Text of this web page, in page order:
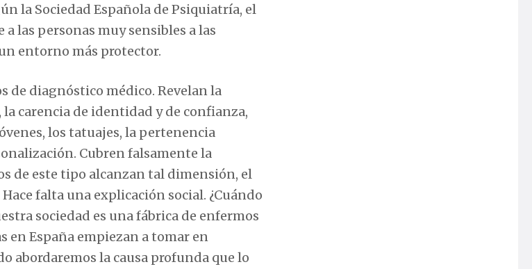
la Sociedad Española de Psiquiatría, el
las personas muy sensibles a las
entorno más protector.
de diagnóstico médico. Revelan la
carencia de identidad y de confianza,
los tatuajes, la pertenencia
Cubren falsamente la
de este tipo alcanzan tal dimensión, el
falta una explicación social. ¿Cuándo
sociedad es una fábrica de enfermos
en España empiezan a tomar en
abordaremos la causa profunda que lo